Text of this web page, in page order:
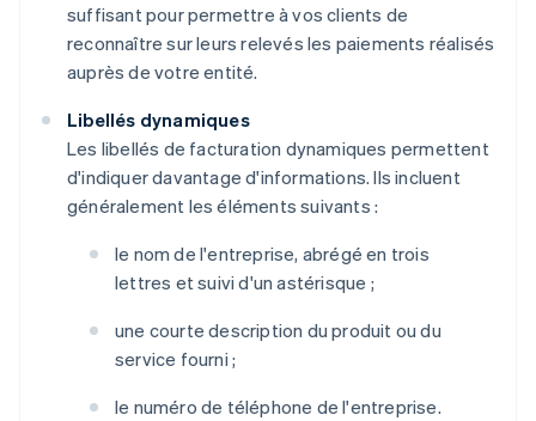
suffisant pour permettre à vos clients de
reconnaître sur leurs relevés les paiements réalisés
auprès de votre entité.
Libellés dynamiques
Les libellés de facturation dynamiques permettent
d'indiquer davantage d'informations. Ils incluent
généralement les éléments suivants :
le nom de l'entreprise, abrégé en trois
lettres et suivi d'un astérisque ;
une courte description du produit ou du
service fourni ;
le numéro de téléphone de l'entreprise.